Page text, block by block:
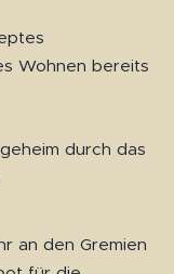
Wohnen bereits
durch das
an den Gremien